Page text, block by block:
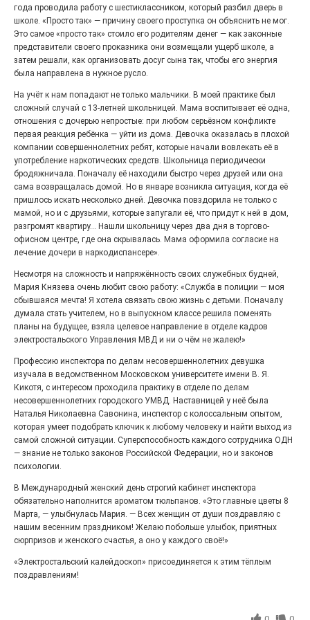
«С ними дядька Черномор»
Юбилейным курсом
26.07.2026 0
Гордость за ордена! Заводская улица Горького
меняет облик.
Железная воля к победе
25.07.2026 0
«Беги, как будто её муж вернулся!» Такого в
Вернее, теперь было!
года проводила работу с шестиклассником, который разбил дверь в
школе. «Просто так» — причину своего проступка он объяснить не мог.
Это самое «просто так» стоило его родителям денег — как законные
представители своего проказника они возмещали ущерб школе, а
затем решали, как организовать досуг сына так, чтобы его энергия
была направлена в нужное русло.
На учёт к нам попадают не только мальчики. В моей практике был
сложный случай с 13-летней школьницей. Мама воспитывает её одна,
отношения с дочерью непростые: при любом серьёзном конфликте
первая реакция ребёнка — уйти из дома. Девочка оказалась в плохой
компании совершеннолетних ребят, которые начали вовлекать её в
употребление наркотических средств. Школьница периодически
бродяжничала. Поначалу её находили быстро через друзей или она
сама возвращалась домой. Но в январе возникла ситуация, когда её
пришлось искать несколько дней. Девочка повздорила не только с
мамой, но и с друзьями, которые запугали её, что придут к ней в дом,
разгромят квартиру… Нашли школьницу через два дня в торгово-
офисном центре, где она скрывалась. Мама оформила согласие на
лечение дочери в наркодиспансере».
Несмотря на сложность и напряжённость своих служебных будней,
Мария Князева очень любит свою работу: «Служба в полиции — моя
сбывшаяся мечта! Я хотела связать свою жизнь с детьми. Поначалу
думала стать учителем, но в выпускном классе решила поменять
планы на будущее, взяла целевое направление в отделе кадров
электростальского Управления МВД и ни о чём не жалею!»
Профессию инспектора по делам несовершеннолетних девушка
изучала в ведомственном Московском университете имени В. Я.
Кикотя, с интересом проходила практику в отделе по делам
несовершеннолетних городского УМВД. Наставницей у неё была
Наталья Николаевна Савонина, инспектор с колоссальным опытом,
которая умеет подобрать ключик к любому человеку и найти выход из
самой сложной ситуации. Суперспособность каждого сотрудника ОДН
— знание не только законов Российской Федерации, но и законов
психологии.
В Международный женский день строгий кабинет инспектора
обязательно наполнится ароматом тюльпанов. «Это главные цветы 8
Марта, — улыбнулась Мария. — Всех женщин от души поздравляю с
нашим весенним праздником! Желаю побольше улыбок, приятных
сюрпризов и женского счастья, а оно у каждого своё!»
«Электростальский калейдоскоп» присоединяется к этим тёплым
поздравлениям!